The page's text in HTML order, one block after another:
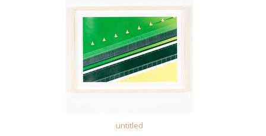
untitled